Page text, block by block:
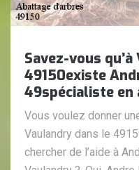
Savez-vous
49150existe
49spécialiste en
Vous voulez donner
Vaulandry dans le
chercher de l’aide à